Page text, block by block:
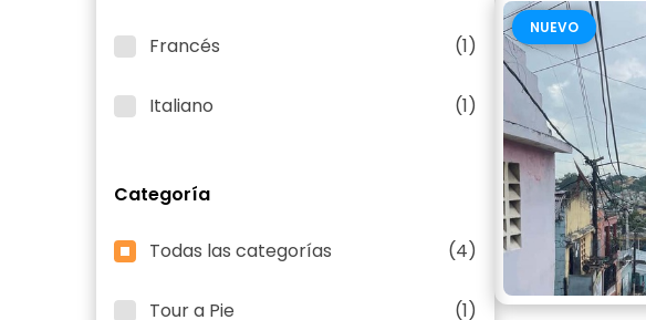
Francés (1)
Italiano (1)
Categoría
Todas las categorías (4)
Tour a Pie (1)
NUEVO